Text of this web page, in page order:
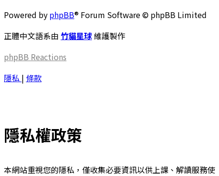
Powered by phpBB® Forum Software © phpBB Limited
正體中文語系由 竹貓星球維護製作
phpBB Reactions
隱私 | 條款
隱私權政策
本網站重視您的隱私，僅收集必要資訊以供上課、解讀服務使